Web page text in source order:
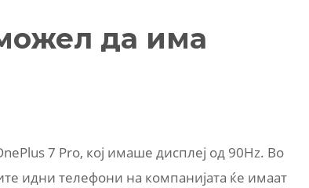
да има
7 Pro, кој имаше дисплеј од 90Hz. Во
идни телефони на компанијата ќе имаат